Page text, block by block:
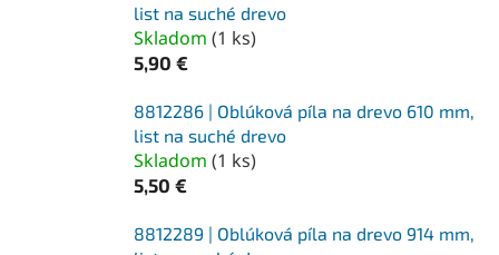
list na suché drevo
Skladom (1 ks)
5,90 €
8812286 | Oblúková píla na drevo 610 mm,
list na suché drevo
Skladom (1 ks)
5,50 €
8812289 | Oblúková píla na drevo 914 mm,